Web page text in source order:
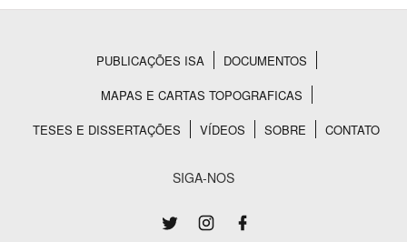
BUSCAR
Rodapé
PUBLICAÇÕES ISA
DOCUMENTOS
MAPAS E CARTAS TOPOGRAFICAS
TESES E DISSERTAÇÕES
VÍDEOS SOBRE CONTATO
SIGA-NOS